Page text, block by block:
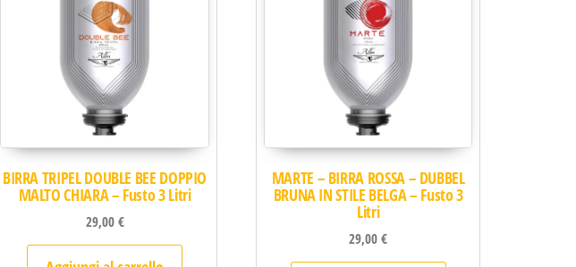
BIRRA TRIPEL DOUBLE BEE DOPPIO
MALTO CHIARA – Fusto 3 Litri
29,00€
MARTE – BIRRA ROSSA – DUBBEL
BRUNA IN STILE BELGA – Fusto 3
Litri
29,00€